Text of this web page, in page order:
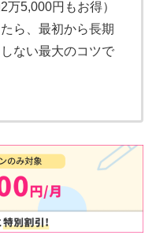
万5,000円もお得）
ら、最初から長期
ない最大のコツで